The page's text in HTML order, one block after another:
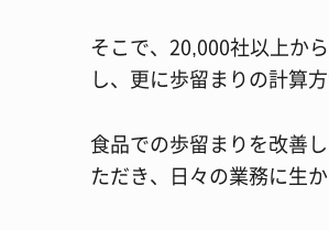
そこで、20,000社以上か
し、更に歩留まりの計算
食品での歩留まりを改善
ただき、日々の業務に生か